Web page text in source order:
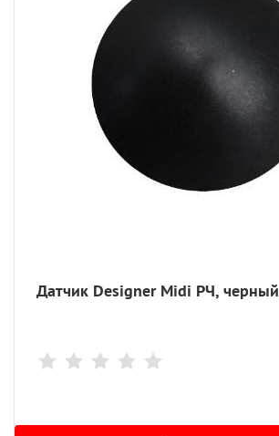
Датчик Designer Midi РЧ, черный